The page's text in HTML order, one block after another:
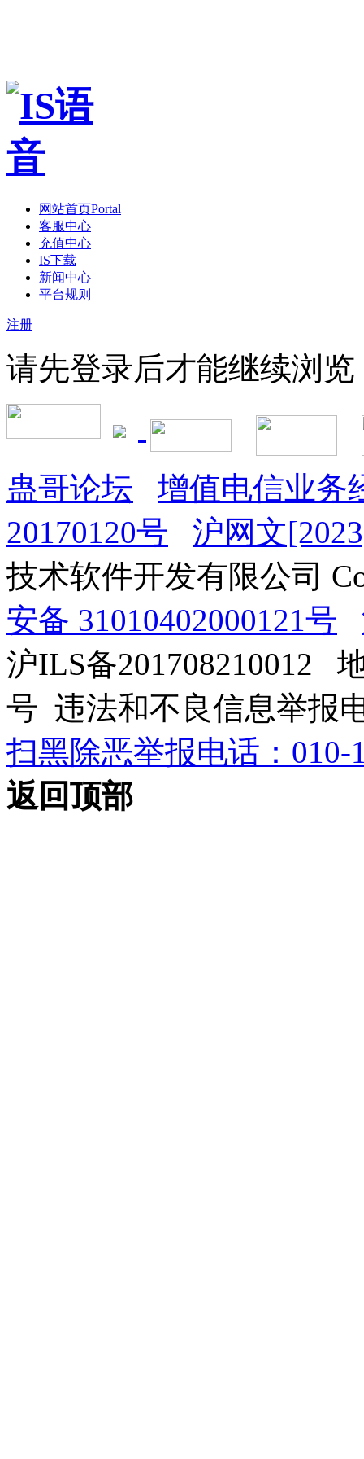
网站首页Portal
客服中心
充值中心
IS下载
新闻中心
平台规则
注册
请先登录后才能继续浏览
蛊哥论坛
增值电信业务
20170120号
沪网文
技术软件开发有限公司
安备 31010402000121号
沪ILS备201708210012
号 违法和不良信息举报
扫黑除恶举报电话：010-
返回顶部